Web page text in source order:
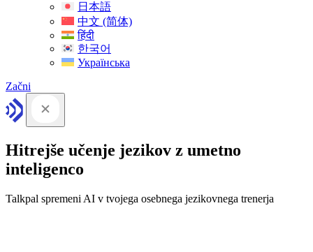
日本語
中文 (简体)
हिंदी
한국어
Українська
Začni
Hitrejše učenje jezikov z umetno
inteligenco
Talkpal spremeni AI v tvojega osebnega jezikovnega trenerja